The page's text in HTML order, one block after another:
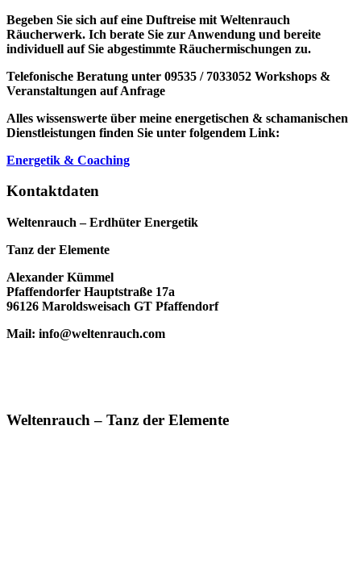
Begeben Sie sich auf eine Duftreise mit Weltenrauch
Räucherwerk. Ich berate Sie zur Anwendung und bereite
individuell auf Sie abgestimmte Räuchermischungen zu.
Telefonische Beratung unter 09535 / 7033052 Workshops &
Veranstaltungen auf Anfrage
Alles wissenswerte über meine energetischen & schamanischen
Dienstleistungen finden Sie unter folgendem Link:
Energetik & Coaching
Kontaktdaten
Weltenrauch – Erdhüter Energetik
Tanz der Elemente
Alexander Kümmel
Pfaffendorfer Hauptstraße 17a
96126 Maroldsweisach GT Pfaffendorf
Mail: info@weltenrauch.com
Weltenrauch – Tanz der Elemente